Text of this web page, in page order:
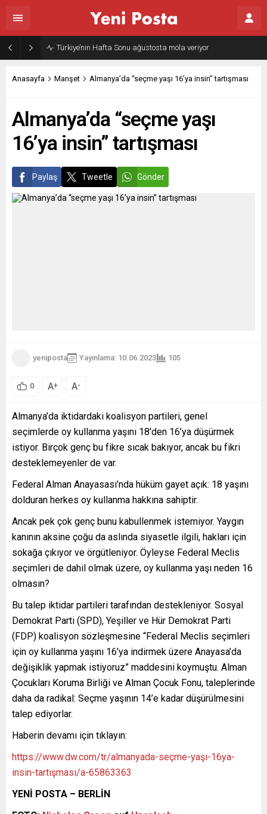
Türkiye’nin Hafta Sonu ağustosta mola veriyor
Anasayfa Manşet Almanya’da “seçme yaşı 16’ya insin” tartışması
Almanya’da “seçme yaşı
16’ya insin” tartışması
Paylaş Tweetle Gönder
yeniposta Yayınlama: 10.06.2023 105
0 A+ A-
Almanya’da iktidardaki koalisyon partileri, genel
seçimlerde oy kullanma yaşını 18’den 16’ya düşürmek
istiyor. Birçok genç bu fikre sıcak bakıyor, ancak bu fikri
desteklemeyenler de var.
Federal Alman Anayasası’nda hüküm gayet açık: 18 yaşını
dolduran herkes oy kullanma hakkına sahiptir.
Ancak pek çok genç bunu kabullenmek istemiyor. Yaygın
kanının aksine çoğu da aslında siyasetle ilgili, hakları için
sokağa çıkıyor ve örgütleniyor. Öyleyse Federal Meclis
seçimleri de dahil olmak üzere, oy kullanma yaşı neden 16
olmasın?
Bu talep iktidar partileri tarafından destekleniyor. Sosyal
Demokrat Parti (SPD), Yeşiller ve Hür Demokrat Parti
(FDP) koalisyon sözleşmesine “Federal Meclis seçimleri
için oy kullanma yaşını 16’ya indirmek üzere Anayasa’da
değişiklik yapmak istiyoruz” maddesini koymuştu. Alman
Çocukları Koruma Birliği ve Alman Çocuk Fonu, taleplerinde
daha da radikal: Seçme yaşının 14’e kadar düşürülmesini
talep ediyorlar.
Haberin devamı için tıklayın:
https://www.dw.com/tr/almanyada-seçme-yaşı-16ya-
insin-tartışması/a-65863363
YENİ POSTA – BERLİN